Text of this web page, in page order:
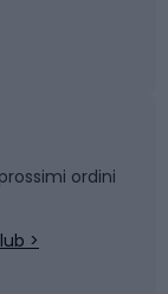
ordini
>